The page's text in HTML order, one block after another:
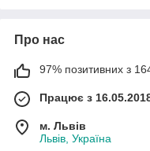
Про нас
97% позитивних з 164
Працює з
м. Львів
Львів, Україна